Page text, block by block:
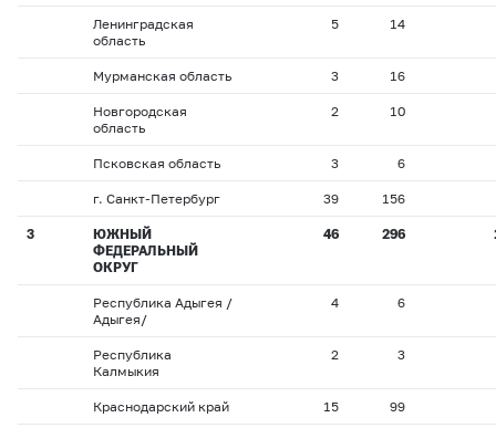
Ленинградская
область
5 14
Мурманская область 3 16
Новгородская
область
2 10
Псковская область 3 6
г. Санкт-Петербург 39 156
3
ЮЖНЫЙ
ФЕДЕРАЛЬНЫЙ
ОКРУГ
46 296
Республика Адыгея /
Адыгея/
4 6
Республика
Калмыкия
2 3
Краснодарский край 15 99